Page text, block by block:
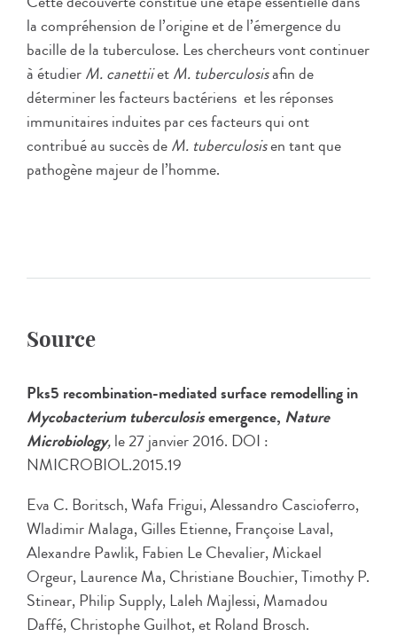
la compréhension de l’origine et de l’émergence du
bacille de la tuberculose. Les chercheurs vont continuer
à étudierM. canettiietM. tuberculosisafin de
déterminer les facteurs bactériens et les réponses
immunitaires induites par ces facteurs qui ont
contribué au succès deM. tuberculosisen tant que
pathogène majeur de l’homme.
Source
Pks5 recombination-mediated surface remodelling in
Mycobacterium tuberculosisemergence, Nature
Microbiology,le 27 janvier 2016. DOI :
NMICROBIOL.2015.19
Eva C. Boritsch, Wafa Frigui, Alessandro Cascioferro,
Wladimir Malaga, Gilles Etienne, Françoise Laval,
Alexandre Pawlik, Fabien Le Chevalier, Mickael
Orgeur, Laurence Ma, Christiane Bouchier, Timothy P.
Stinear, Philip Supply, Laleh Majlessi, Mamadou
Daffé, Christophe Guilhot, et Roland Brosch.